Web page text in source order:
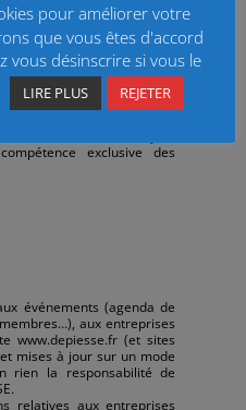
être responsable de
les liens hypertextes mis
site internet en direction
sur le réseau.
exclusive des
événements (agenda de
aux entreprises
www.depiesse.fr (et sites
mises à jour sur un mode
rien la responsabilité de
relatives aux entreprises
pour améliorer votre
que vous êtes d'accord
vous désinscrire si vous le
LIRE PLUS REJETER